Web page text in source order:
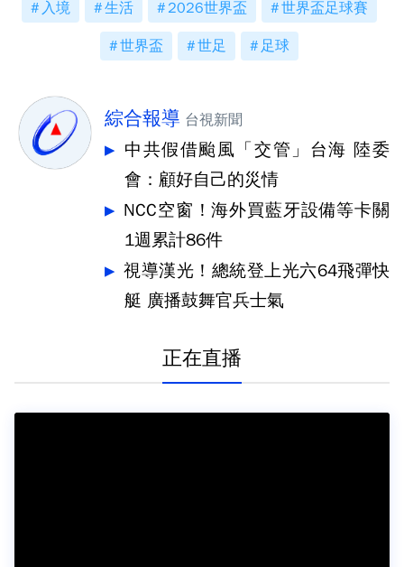
入境 生活 2026世界盃 世界盃足球賽
世界盃 世足 足球
綜合報導 台視新聞
中共假借颱風「交管」台海 陸委
會：顧好自己的災情
NCC空窗！海外買藍牙設備等卡關
1週累計86件
視導漢光！總統登上光六64飛彈快
艇 廣播鼓舞官兵士氣
正在直播